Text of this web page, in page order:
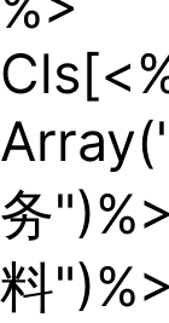
务
料